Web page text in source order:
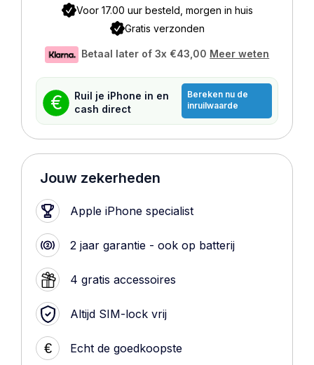
Voor 17.00 uur besteld, morgen in huis
Gratis verzonden
Betaal later of 3x €43,00 Meer weten
€
Ruil je iPhone in en
cash direct
Bereken nu de
inruilwaarde
Jouw zekerheden
Apple iPhone specialist
2 jaar garantie - ook op batterij
4 gratis accessoires
Altijd SIM-lock vrij
€ Echt de goedkoopste